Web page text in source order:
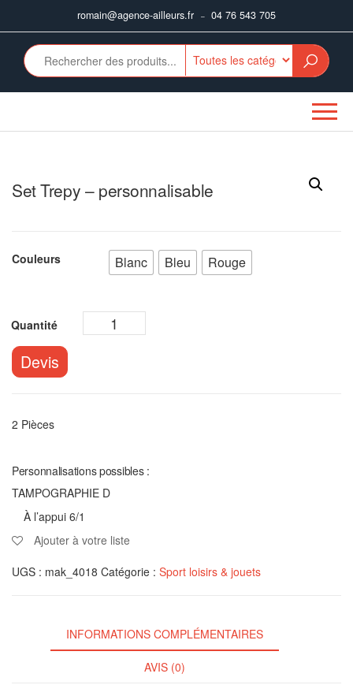
romain@agence-ailleurs.fr – 04 76 543 705
Set Trepy – personnalisable
Couleurs Blanc Bleu Rouge
Devis
2 Pièces
Personnalisations possibles :
TAMPOGRAPHIE D
À l’appui 6/1
Ajouter à votre liste
UGS : mak_4018 Catégorie : Sport loisirs & jouets
INFORMATIONS COMPLÉMENTAIRES
AVIS (0)